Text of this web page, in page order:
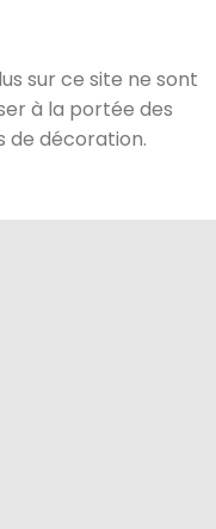
sur ce site ne sont
à la portée des
de décoration.